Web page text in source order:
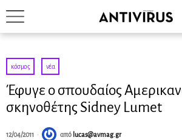
κόσμος · νέα
Έφυγε ο σπουδαίος
σκηνοθέτης Sidney Lumet
12/04/2011 από lucas@avmag.gr